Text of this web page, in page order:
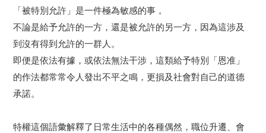
「被特別允許」是一件極為敏感的事，
不論是給予允許的一方，還是被允許的另一方，因為這涉及
到沒有得到允許的一群人。
即便是依法有據，或依法無法干涉，這類給予特別「恩准」
的作法都常常令人發出不平之鳴，更損及社會對自己的道德
承諾。
特權這個語彙解釋了日常生活中的各種偶然，職位升遷、會